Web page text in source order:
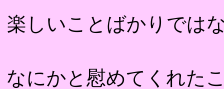
楽しいことばかりでは
なにかと慰めてくれた